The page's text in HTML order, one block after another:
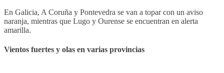
En Galicia, A Coruña y Pontevedra se van a topar con un aviso
naranja, mientras que Lugo y Ourense se encuentran en alerta
amarilla.
Vientos fuertes y olas en varias provincias